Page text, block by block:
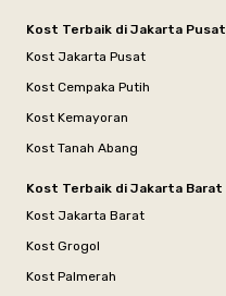
Kost Terbaik di Jakarta Pusat
Kost Jakarta Pusat
Kost Cempaka Putih
Kost Kemayoran
Kost Tanah Abang
Kost Terbaik di Jakarta Barat
Kost Jakarta Barat
Kost Grogol
Kost Palmerah